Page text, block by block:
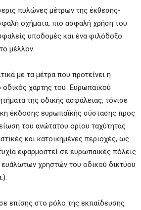
πυλώνες μέτρων της έκθεσης-
οχήματα, πιο ασφαλή χρήση του
υποδομές και ένα φιλόδοξο
μέλλον.
με τα μέτρα που προτείνει η
χάρτης του Ευρωπαϊκού
της οδικής ασφάλειας, τόνισε
έκδοσης ευρωπαϊκής σύστασης προς
του ανώτατου ορίου ταχύτητας
και κατοικημένες περιοχές, ως
εφαρμοστεί σε ευρωπαϊκές πόλεις
ευάλωτων χρηστών του οδικού δικτύου
επίσης στο ρόλο της εκπαίδευσης